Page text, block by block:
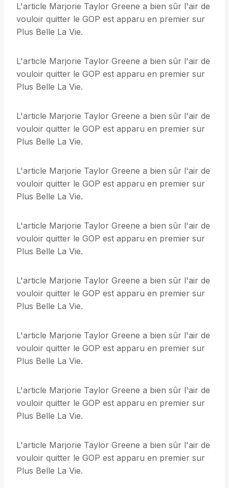
L'article Marjorie Taylor Greene a bien sûr l'air de
vouloir quitter le GOP est apparu en premier sur
Plus Belle La Vie.
L'article Marjorie Taylor Greene a bien sûr l'air de
vouloir quitter le GOP est apparu en premier sur
Plus Belle La Vie.
L'article Marjorie Taylor Greene a bien sûr l'air de
vouloir quitter le GOP est apparu en premier sur
Plus Belle La Vie.
L'article Marjorie Taylor Greene a bien sûr l'air de
vouloir quitter le GOP est apparu en premier sur
Plus Belle La Vie.
L'article Marjorie Taylor Greene a bien sûr l'air de
vouloir quitter le GOP est apparu en premier sur
Plus Belle La Vie.
L'article Marjorie Taylor Greene a bien sûr l'air de
vouloir quitter le GOP est apparu en premier sur
Plus Belle La Vie.
L'article Marjorie Taylor Greene a bien sûr l'air de
vouloir quitter le GOP est apparu en premier sur
Plus Belle La Vie.
L'article Marjorie Taylor Greene a bien sûr l'air de
vouloir quitter le GOP est apparu en premier sur
Plus Belle La Vie.
L'article Marjorie Taylor Greene a bien sûr l'air de
vouloir quitter le GOP est apparu en premier sur
Plus Belle La Vie.